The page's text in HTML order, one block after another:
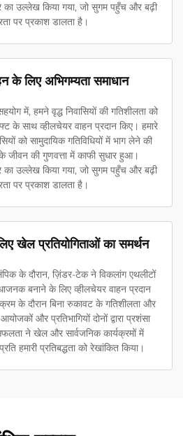
का उल्लेख किया गया, जो सुगम पहुँच और बढ़ी
पर प्रकाश डालता है।
के लिए अभिगम्यता समाधान
में, हमने वृद्ध निवासियों की गतिशीलता को
के साथ व्हीलचेयर वाहन प्रदान किए। हमारे
को सामुदायिक गतिविधियों में भाग लेने की
जीवन की गुणवत्ता में काफी सुधार हुआ।
का उल्लेख किया गया, जो सुगम पहुँच और बढ़ी
पर प्रकाश डालता है।
खेल प्रतियोगिताओं का समर्थन
के दौरान, ज़िंडर-टेक ने विकलांग एथलीटों
बनाने के लिए व्हीलचेयर वाहन प्रदान
के दौरान बिना रुकावट के गतिशीलता और
और प्रतिभागियों दोनों द्वारा प्रशंसा
ने खेल और सार्वजनिक कार्यक्रमों में
हमारी प्रतिबद्धता को रेखांकित किया।